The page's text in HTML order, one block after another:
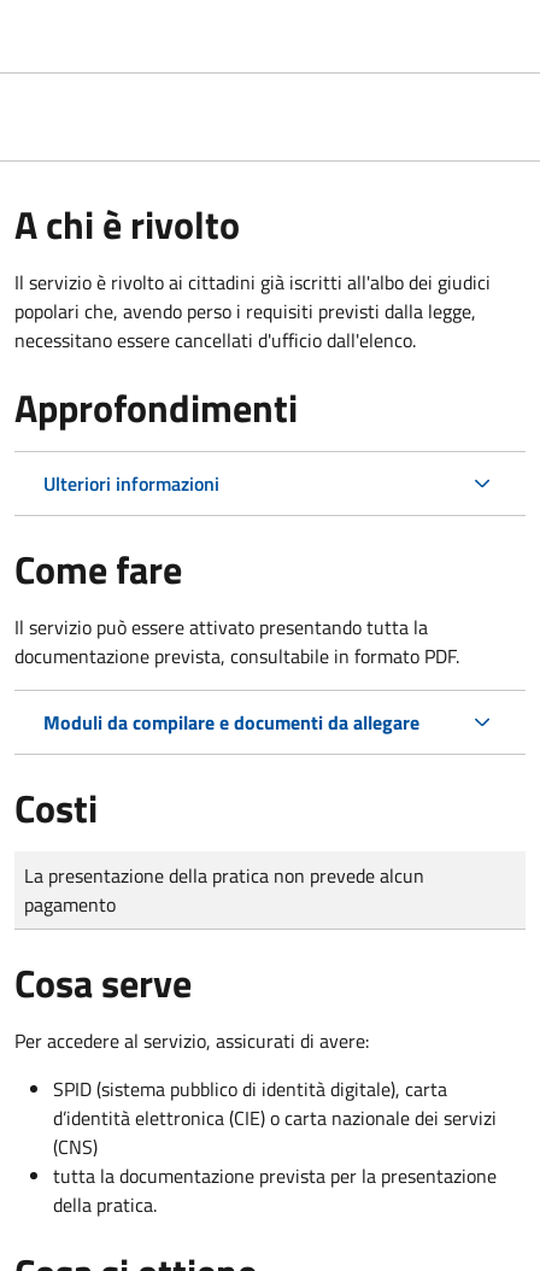
A chi è rivolto
Il servizio è rivolto ai cittadini già iscritti all'albo dei giudici
popolari che, avendo perso i requisiti previsti dalla legge,
necessitano essere cancellati d'ufficio dall'elenco.
Approfondimenti
Ulteriori informazioni
Come fare
Il servizio può essere attivato presentando tutta la
documentazione prevista, consultabile in formato PDF.
Moduli da compilare e documenti da allegare
Costi
Tipo di pagamento
Importo
La presentazione della pratica non prevede alcun
pagamento
Cosa serve
Per accedere al servizio, assicurati di avere:
SPID (sistema pubblico di identità digitale), carta
d’identità elettronica (CIE) o carta nazionale dei servizi
(CNS)
tutta la documentazione prevista per la presentazione
della pratica.